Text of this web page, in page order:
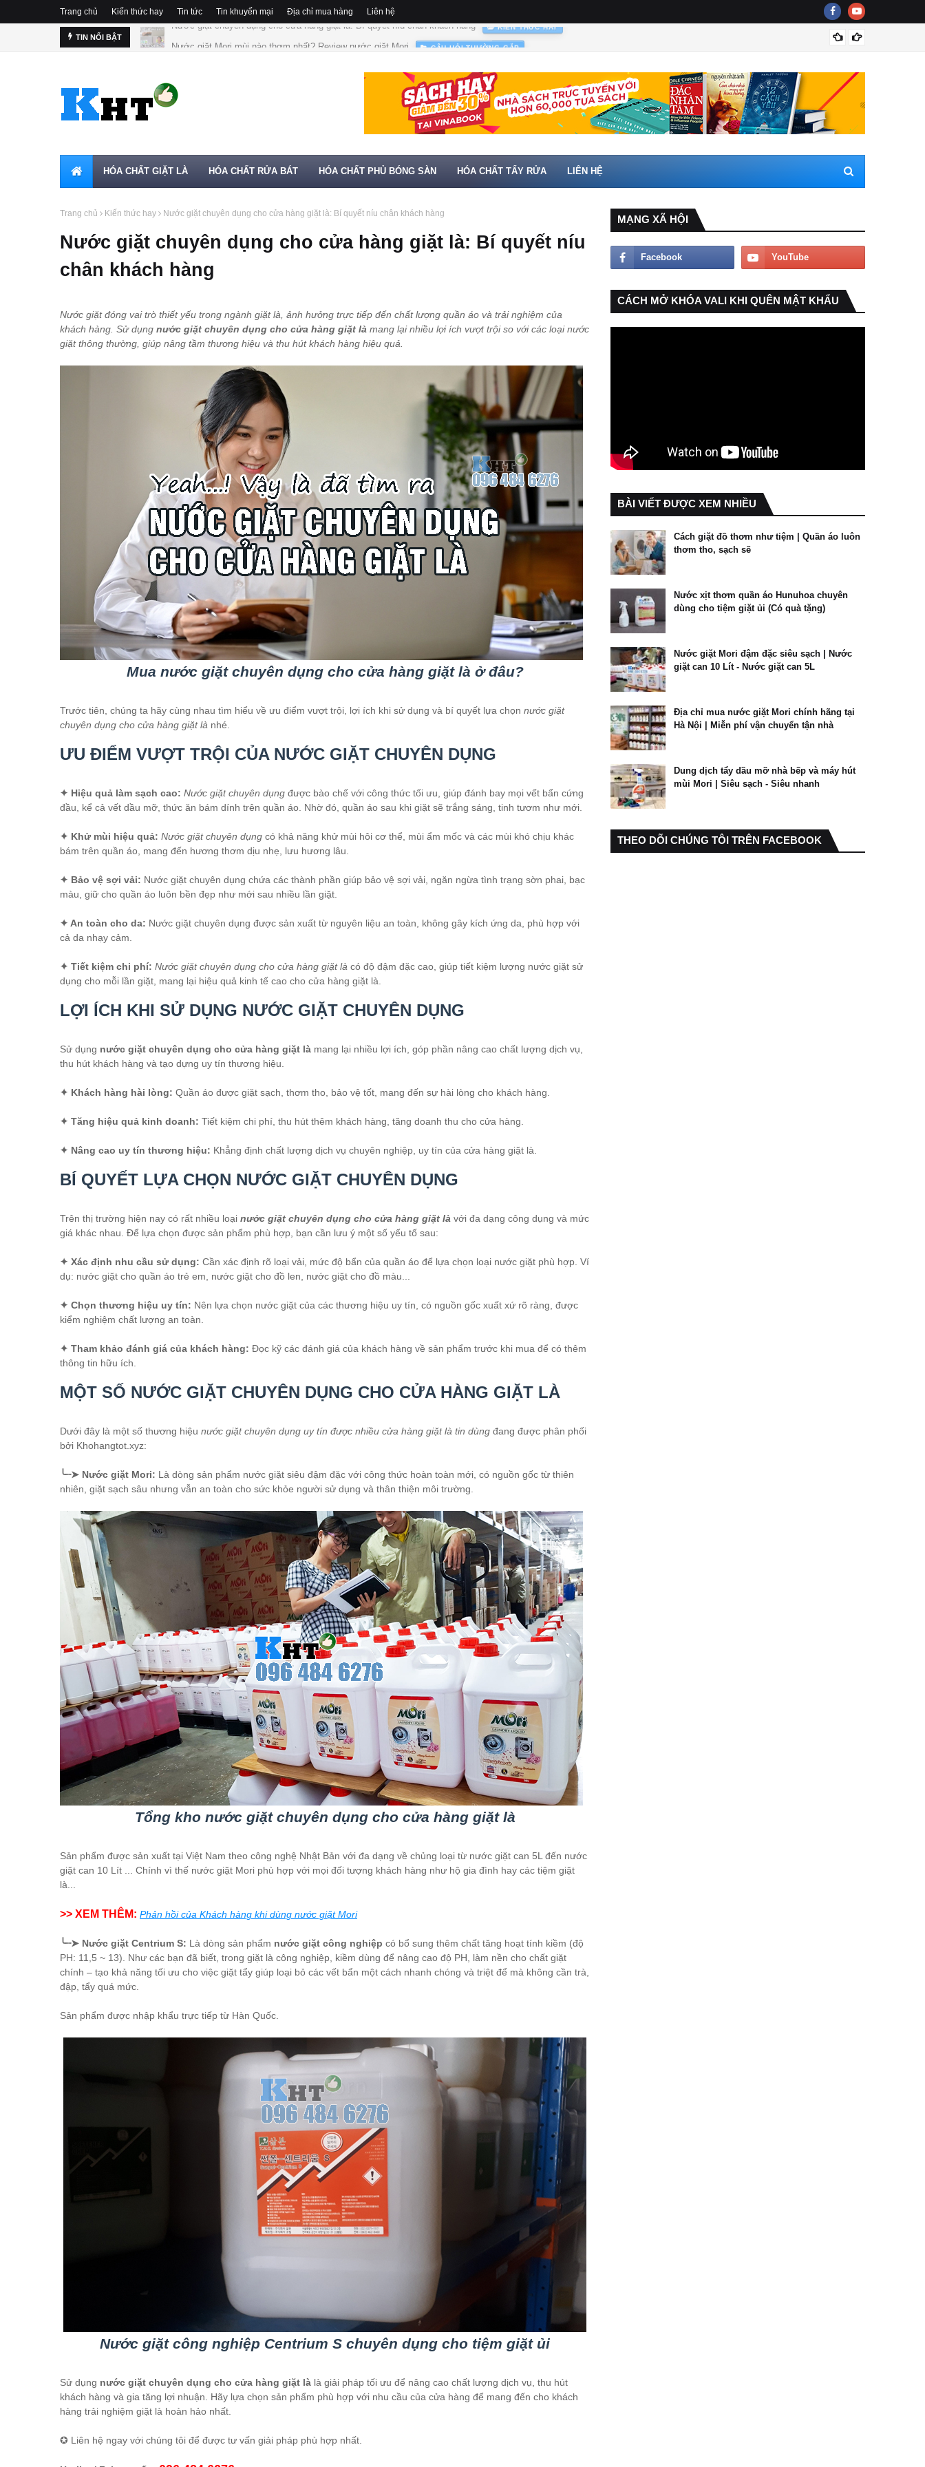
Trang chủ Kiến thức hay Tin tức Tin khuyến mại Địa chỉ mua hàng Liên hệ
TIN NỔI BẬT
HÓA CHẤT GIẶT LÀ HÓA CHẤT RỬA BÁT HÓA CHẤT PHỦ BÓNG SÀN HÓA CHẤT TẨY RỬA LIÊN HỆ
Trang chủ Kiến thức hay Nước giặt chuyên dụng cho cửa hàng giặt là: Bí quyết níu chân khách hàng
Nước giặt chuyên dụng cho cửa hàng giặt là: Bí quyết níu
chân khách hàng
Nước giặt đóng vai trò thiết yếu trong ngành giặt là, ảnh hưởng trực tiếp đến chất lượng quần áo và trải nghiệm của
khách hàng. Sử dụng nước giặt chuyên dụng cho cửa hàng giặt là mang lại nhiều lợi ích vượt trội so với các loại nước
giặt thông thường, giúp nâng tầm thương hiệu và thu hút khách hàng hiệu quả.
Mua nước giặt chuyên dụng cho cửa hàng giặt là ở đâu?
Trước tiên, chúng ta hãy cùng nhau tìm hiểu về ưu điểm vượt trội, lợi ích khi sử dụng và bí quyết lựa chọn nước giặt
chuyên dụng cho cửa hàng giặt là nhé.
ƯU ĐIỂM VƯỢT TRỘI CỦA NƯỚC GIẶT CHUYÊN DỤNG
✦ Hiệu quả làm sạch cao: Nước giặt chuyên dụng được bào chế với công thức tối ưu, giúp đánh bay mọi vết bẩn cứng
đầu, kể cả vết dầu mỡ, thức ăn bám dính trên quần áo. Nhờ đó, quần áo sau khi giặt sẽ trắng sáng, tinh tươm như mới.
✦ Khử mùi hiệu quả: Nước giặt chuyên dụng có khả năng khử mùi hôi cơ thể, mùi ẩm mốc và các mùi khó chịu khác
bám trên quần áo, mang đến hương thơm dịu nhẹ, lưu hương lâu.
✦ Bảo vệ sợi vải: Nước giặt chuyên dụng chứa các thành phần giúp bảo vệ sợi vải, ngăn ngừa tình trạng sờn phai, bạc
màu, giữ cho quần áo luôn bền đẹp như mới sau nhiều lần giặt.
✦ An toàn cho da: Nước giặt chuyên dụng được sản xuất từ nguyên liệu an toàn, không gây kích ứng da, phù hợp với
cả da nhạy cảm.
✦ Tiết kiệm chi phí: Nước giặt chuyên dụng cho cửa hàng giặt là có độ đậm đặc cao, giúp tiết kiệm lượng nước giặt sử
dụng cho mỗi lần giặt, mang lại hiệu quả kinh tế cao cho cửa hàng giặt là.
LỢI ÍCH KHI SỬ DỤNG NƯỚC GIẶT CHUYÊN DỤNG
Sử dụng nước giặt chuyên dụng cho cửa hàng giặt là mang lại nhiều lợi ích, góp phần nâng cao chất lượng dịch vụ,
thu hút khách hàng và tạo dựng uy tín thương hiệu.
✦ Khách hàng hài lòng: Quần áo được giặt sạch, thơm tho, bảo vệ tốt, mang đến sự hài lòng cho khách hàng.
✦ Tăng hiệu quả kinh doanh: Tiết kiệm chi phí, thu hút thêm khách hàng, tăng doanh thu cho cửa hàng.
✦ Nâng cao uy tín thương hiệu: Khẳng định chất lượng dịch vụ chuyên nghiệp, uy tín của cửa hàng giặt là.
BÍ QUYẾT LỰA CHỌN NƯỚC GIẶT CHUYÊN DỤNG
Trên thị trường hiện nay có rất nhiều loại nước giặt chuyên dụng cho cửa hàng giặt là với đa dạng công dụng và mức
giá khác nhau. Để lựa chọn được sản phẩm phù hợp, bạn cần lưu ý một số yếu tố sau:
✦ Xác định nhu cầu sử dụng: Cần xác định rõ loại vải, mức độ bẩn của quần áo để lựa chọn loại nước giặt phù hợp. Ví
dụ: nước giặt cho quần áo trẻ em, nước giặt cho đồ len, nước giặt cho đồ màu...
✦ Chọn thương hiệu uy tín: Nên lựa chọn nước giặt của các thương hiệu uy tín, có nguồn gốc xuất xứ rõ ràng, được
kiểm nghiệm chất lượng an toàn.
✦ Tham khảo đánh giá của khách hàng: Đọc kỹ các đánh giá của khách hàng về sản phẩm trước khi mua để có thêm
thông tin hữu ích.
MỘT SỐ NƯỚC GIẶT CHUYÊN DỤNG CHO CỬA HÀNG GIẶT LÀ
Dưới đây là một số thương hiệu nước giặt chuyên dụng uy tín được nhiều cửa hàng giặt là tin dùng đang được phân phối
bởi Khohangtot.xyz:
╰┈➤ Nước giặt Mori: Là dòng sản phẩm nước giặt siêu đậm đặc với công thức hoàn toàn mới, có nguồn gốc từ thiên
nhiên, giặt sạch sâu nhưng vẫn an toàn cho sức khỏe người sử dụng và thân thiện môi trường.
Tổng kho nước giặt chuyên dụng cho cửa hàng giặt là
Sản phẩm được sản xuất tại Việt Nam theo công nghệ Nhật Bản với đa dạng về chủng loại từ nước giặt can 5L đến nước
giặt can 10 Lít ... Chính vì thế nước giặt Mori phù hợp với mọi đối tượng khách hàng như hộ gia đình hay các tiệm giặt
là...
>> XEM THÊM: Phản hồi của Khách hàng khi dùng nước giặt Mori
╰┈➤ Nước giặt Centrium S: Là dòng sản phẩm nước giặt công nghiệp có bổ sung thêm chất tăng hoạt tính kiềm (độ
PH: 11,5 ~ 13). Như các bạn đã biết, trong giặt là công nghiệp, kiềm dùng để nâng cao độ PH, làm nền cho chất giặt
chính – tạo khả năng tối ưu cho việc giặt tẩy giúp loại bỏ các vết bẩn một cách nhanh chóng và triệt để mà không cần trà,
đập, tẩy quá mức.
Sản phẩm được nhập khẩu trực tiếp từ Hàn Quốc.
Nước giặt công nghiệp Centrium S chuyên dụng cho tiệm giặt ủi
Sử dụng nước giặt chuyên dụng cho cửa hàng giặt là là giải pháp tối ưu để nâng cao chất lượng dịch vụ, thu hút
khách hàng và gia tăng lợi nhuận. Hãy lựa chọn sản phẩm phù hợp với nhu cầu của cửa hàng để mang đến cho khách
hàng trải nghiệm giặt là hoàn hảo nhất.
✪ Liên hệ ngay với chúng tôi để được tư vấn giải pháp phù hợp nhất.
MẠNG XÃ HỘI
CÁCH MỞ KHÓA VALI KHI QUÊN MẬT KHẨU
BÀI VIẾT ĐƯỢC XEM NHIỀU
Cách giặt đồ thơm như tiệm | Quần áo luôn
thơm tho, sạch sẽ
Nước xịt thơm quần áo Hunuhoa chuyên
dùng cho tiệm giặt ủi (Có quà tặng)
Nước giặt Mori đậm đặc siêu sạch | Nước
giặt can 10 Lít - Nước giặt can 5L
Địa chỉ mua nước giặt Mori chính hãng tại
Hà Nội | Miễn phí vận chuyển tận nhà
Dung dịch tẩy dầu mỡ nhà bếp và máy hút
mùi Mori | Siêu sạch - Siêu nhanh
THEO DÕI CHÚNG TÔI TRÊN FACEBOOK